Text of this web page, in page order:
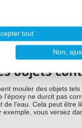
il est possible
Cela est souvent dû à
à cela en ponçant
objets
mouler des objets
l’époxy ne durcit pas
de l'eau. Cela peut être
exemple, vous versez
tout
Non,